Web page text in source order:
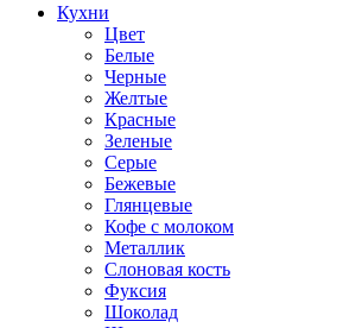
Кухни
Цвет
Белые
Черные
Желтые
Красные
Зеленые
Серые
Бежевые
Глянцевые
Кофе с молоком
Металлик
Слоновая кость
Фуксия
Шоколад